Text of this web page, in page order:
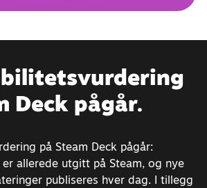
Deck pågår.
på Steam Deck pågår:
allerede utgitt på Steam, og nye
publiseres hver dag. I tillegg